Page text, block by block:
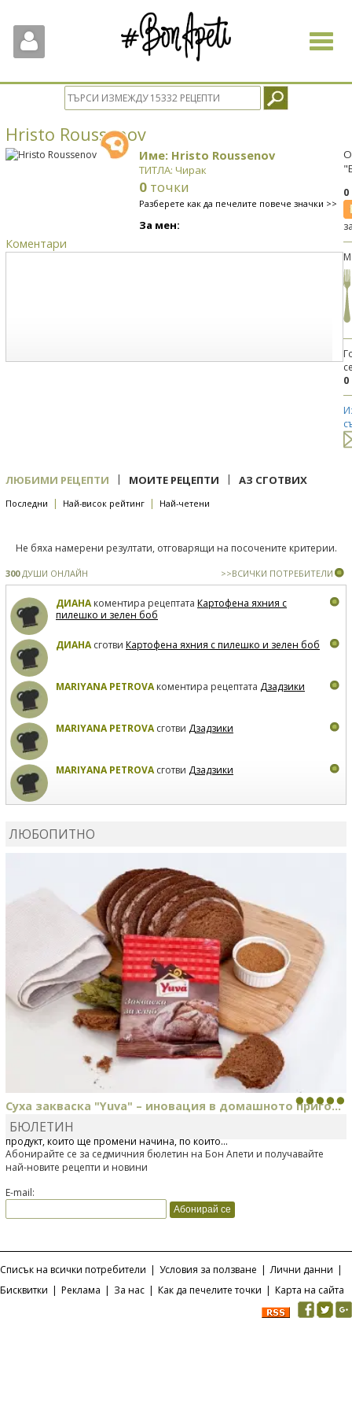
Toggle
Hristo Roussenov
Име: Hristo Roussenov
ТИТЛА: Чирак
0 точки
Разберете как да печелите повече значки >>
За мен:
Коментари
0
ЛЮБИМИ РЕЦЕПТИ | МОИТЕ РЕЦЕПТИ | АЗ СГОТВИХ
Последни | Най-висок рейтинг | Най-четени
Не бяха намерени резултати, отговарящи на посочените критерии.
300ДУШИ ОНЛАЙН >>ВСИЧКИ ПОТРЕБИТЕЛИ
ДИАНАкоментира рецептата Картофена яхния с
пилешко и зелен боб
ДИАНАсготви Картофена яхния с пилешко и зелен боб
MARIYANA PETROVAкоментира рецептата Дзадзики
MARIYANA PETROVAсготви Дзадзики
MARIYANA PETROVAсготви Дзадзики
ЛЮБОПИТНО
Суха закваска "Yuva" – иновация в домашното приго...
Отскоро Лесафр България стартира предлагането на изцяло нов
продукт, който ще промени начина, по който...
БЮЛЕТИН
Абонирайте се за седмичния бюлетин на Бон Апети и получавайте
най-новите рецепти и новини
E-mail:
Списък на всички потребители | Условия за ползване | Лични данни |
Бисквитки | Реклама | За нас | Как да печелите точки | Карта на сайта